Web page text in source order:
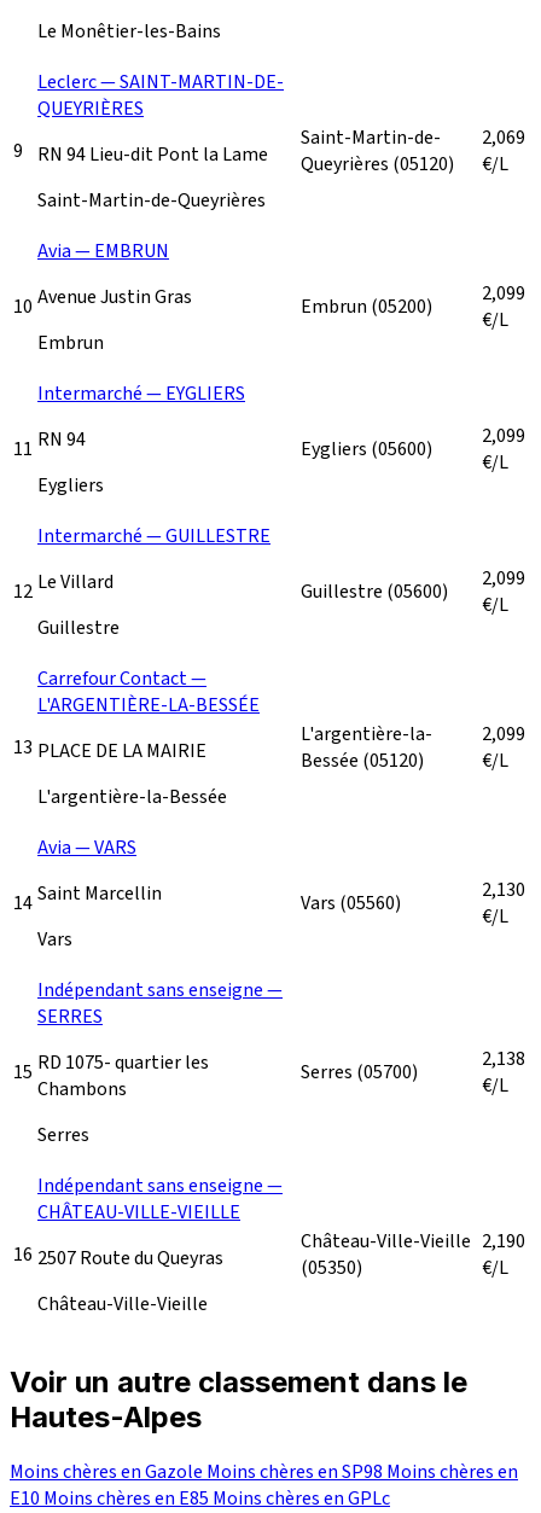
Le Monêtier-les-Bains
9
Leclerc — SAINT-MARTIN-DE-
QUEYRIÈRES
RN 94 Lieu-dit Pont la Lame
Saint-Martin-de-Queyrières
Saint-Martin-de-
Queyrières (05120)
2,069
€/L
10
Avia — EMBRUN
Avenue Justin Gras
Embrun
Embrun (05200)
2,099
€/L
11
Intermarché — EYGLIERS
RN 94
Eygliers
Eygliers (05600)
2,099
€/L
12
Intermarché — GUILLESTRE
Le Villard
Guillestre
Guillestre (05600)
2,099
€/L
13
Carrefour Contact —
L'ARGENTIÈRE-LA-BESSÉE
PLACE DE LA MAIRIE
L'argentière-la-Bessée
L'argentière-la-
Bessée (05120)
2,099
€/L
14
Avia — VARS
Saint Marcellin
Vars
Vars (05560)
2,130
€/L
15
Indépendant sans enseigne —
SERRES
RD 1075- quartier les
Chambons
Serres
Serres (05700)
2,138
€/L
16
Indépendant sans enseigne —
CHÂTEAU-VILLE-VIEILLE
2507 Route du Queyras
Château-Ville-Vieille
Château-Ville-Vieille
(05350)
2,190
€/L
Voir un autre classement dans le
Hautes-Alpes
Moins chères en Gazole Moins chères en SP98 Moins chères en
E10 Moins chères en E85 Moins chères en GPLc